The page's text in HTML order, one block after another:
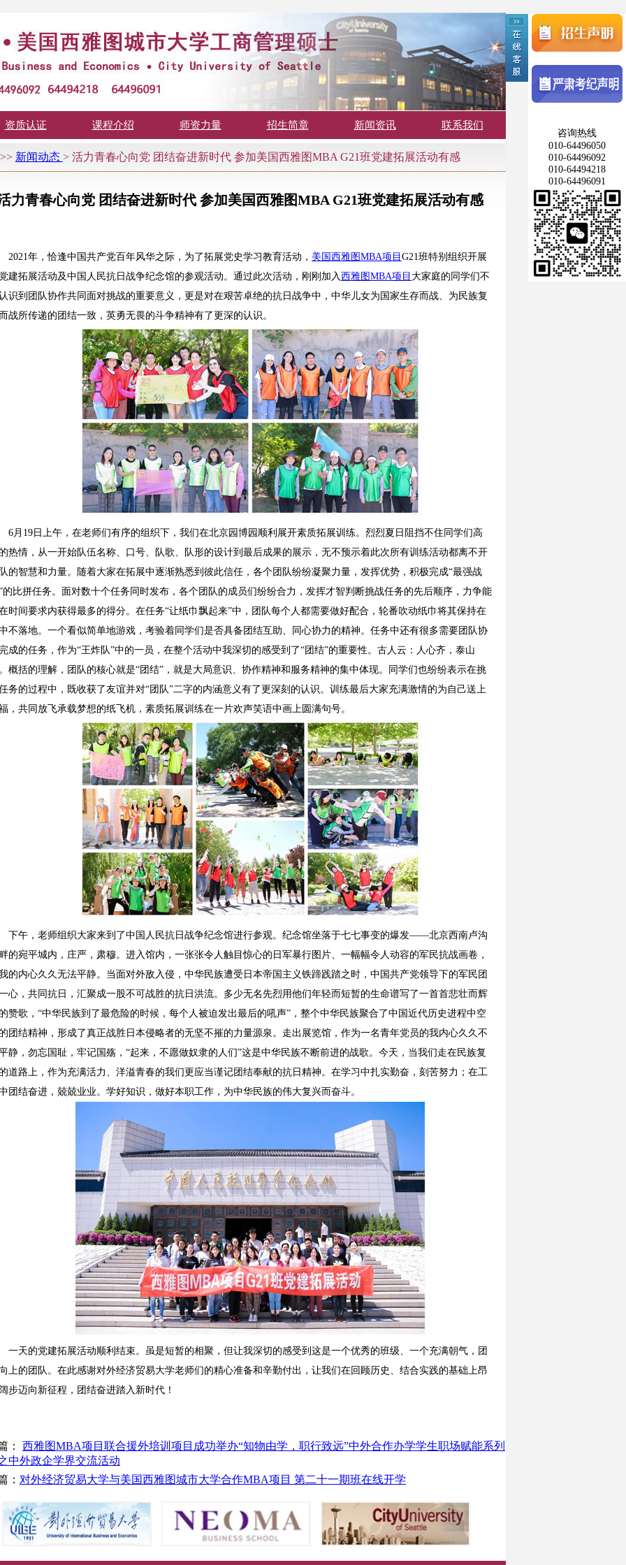
资质认证 课程介绍 师资力量 招生简章 新闻资讯 联系我们
>> 新闻动态 > 活力青春心向党 团结奋进新时代 参加美国西雅图MBA G21班党建拓展活动有感
力青春心向党 团结奋进新时代 参加美国西雅图MBA G21班党建拓展活动有感
2021年，恰逢中国共产党百年风华之际，为了拓展党史学习教育活动， 美国西雅图MBA项目 G21班特别组织开展
建拓展活动及中国人民抗日战争纪念馆的参观活动。通过此次活动，刚刚加入西雅图MBA项目 大家庭的同学们不
识到团队协作共同面对挑战的重要意义，更是对在艰苦卓绝的抗日战争中，中华儿女为国家生存而战、为民族复
战所传递的团结一致，英勇无畏的斗争精神有了更深的认识。
6月19日上午，在老师们有序的组织下，我们在北京园博园顺利展开素质拓展训练。烈烈夏日阻挡不住同学们高
热情，从一开始队伍名称、口号、队歌、队形的设计到最后成果的展示，无不预示着此次所有训练活动都离不开
的智慧和力量。随着大家在拓展中逐渐熟悉到彼此信任，各个团队纷纷凝聚力量，发挥优势，积极完成“最强战
的比拼任务。面对数十个任务同时发布，各个团队的成员们纷纷合力，发挥才智判断挑战任务的先后顺序，力争能
时间要求内获得最多的得分。在任务“让纸巾飘起来”中，团队每个人都需要做好配合，轮番吹动纸巾将其保持在
不落地。一个看似简单地游戏，考验着同学们是否具备团结互助、同心协力的精神。任务中还有很多需要团队协
成的任务，作为“王炸队”中的一员，在整个活动中我深切的感受到了“团结”的重要性。古人云：人心齐，泰山
概括的理解，团队的核心就是“团结”，就是大局意识、协作精神和服务精神的集中体现。同学们也纷纷表示在挑
务的过程中，既收获了友谊并对“团队”二字的内涵意义有了更深刻的认识。训练最后大家充满激情的为自己送上
，共同放飞承载梦想的纸飞机，素质拓展训练在一片欢声笑语中画上圆满句号。
下午，老师组织大家来到了中国人民抗日战争纪念馆进行参观。纪念馆坐落于七七事变的爆发——北京西南卢沟
的宛平城内，庄严，肃穆。进入馆内，一张张令人触目惊心的日军暴行图片、一幅幅令人动容的军民抗战画卷，
的内心久久无法平静。当面对外敌入侵，中华民族遭受日本帝国主义铁蹄践踏之时，中国共产党领导下的军民团
心，共同抗日，汇聚成一股不可战胜的抗日洪流。多少无名先烈用他们年轻而短暂的生命谱写了一首首悲壮而辉
赞歌，“中华民族到了最危险的时候，每个人被迫发出最后的吼声”，整个中华民族聚合了中国近代历史进程中空
团结精神，形成了真正战胜日本侵略者的无坚不摧的力量源泉。走出展览馆，作为一名青年党员的我内心久久不
静，勿忘国耻，牢记国殇，“起来，不愿做奴隶的人们”这是中华民族不断前进的战歌。今天，当我们走在民族复
道路上，作为充满活力、洋溢青春的我们更应当谨记团结奉献的抗日精神。在学习中扎实勤奋，刻苦努力；在工
团结奋进，兢兢业业。学好知识，做好本职工作，为中华民族的伟大复兴而奋斗。
一天的党建拓展活动顺利结束。虽是短暂的相聚，但让我深切的感受到这是一个优秀的班级、一个充满朝气，团
上的团队。在此感谢对外经济贸易大学老师们的精心准备和辛勤付出，让我们在回顾历史、结合实践的基础上昂
步迈向新征程，团结奋进踏入新时代！
： 西雅图MBA项目联合援外培训项目成功举办“知物由学，职行致远”中外合作办学学生职场赋能系列
中外政企学界交流活动
： 对外经济贸易大学与美国西雅图城市大学合作MBA项目 第二十一期班在线开学
咨询热线
010-64496050
010-64496092
010-64494218
010-64496091